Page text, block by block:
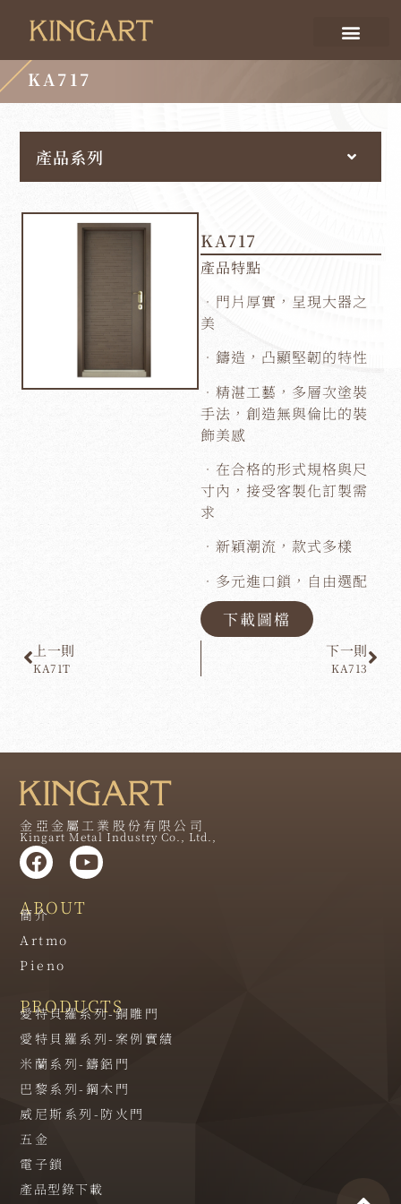
KA717
產品系列
KA717
產品特點
．門片厚實，呈現大器之
美
．鑄造，凸顯堅韌的特性
．精湛工藝，多層次塗裝
手法，創造無與倫比的裝
飾美感
．在合格的形式規格與尺
寸內，接受客製化訂製需
求
．新穎潮流，款式多樣
．多元進口鎖，自由選配
下載圖檔
上一則
KA71T
下一則
KA713
金亞金屬工業股份有限公司
Kingart Metal Industry Co., Ltd.,
ABOUT
簡介
Artmo
Pieno
PRODUCTS
愛特貝羅系列-銅雕門
愛特貝羅系列-案例實績
米蘭系列-鑄鋁門
巴黎系列-鋼木門
威尼斯系列-防火門
五金
電子鎖
產品型錄下載